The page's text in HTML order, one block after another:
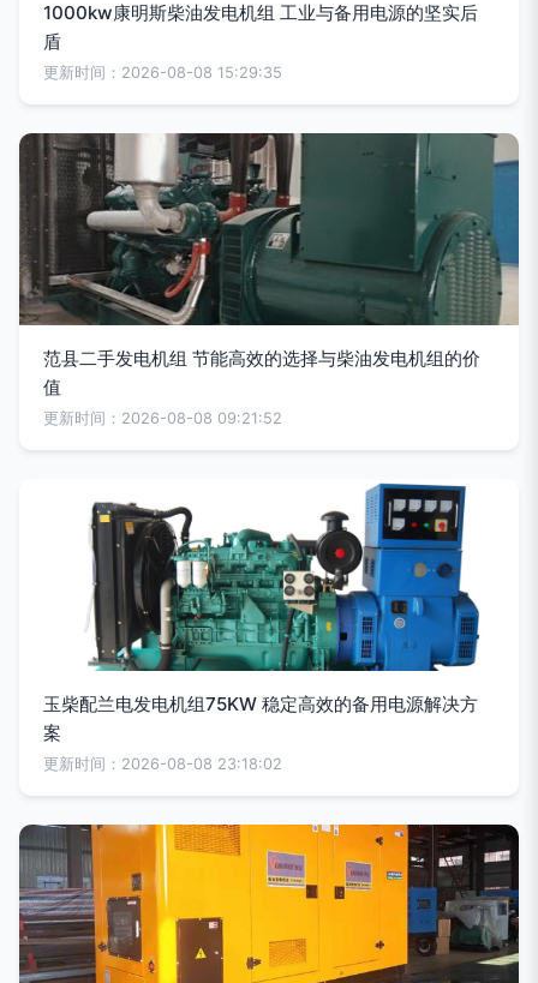
1000kw康明斯柴油发电机组 工业与备用电源的坚实后
盾
更新时间：2026-08-08 15:29:35
范县二手发电机组 节能高效的选择与柴油发电机组的价
值
更新时间：2026-08-08 09:21:52
玉柴配兰电发电机组75KW 稳定高效的备用电源解决方
案
更新时间：2026-08-08 23:18:02